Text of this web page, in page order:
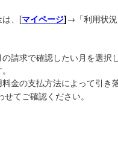
は、[マイページ]→「利用状
の請求で確認したい月を選
金の支払方法によって引
せてご確認ください。